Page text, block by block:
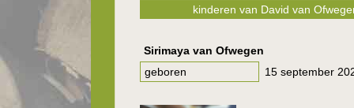
kinderen van David van
Sirimaya van Ofwegen
geboren
15 september